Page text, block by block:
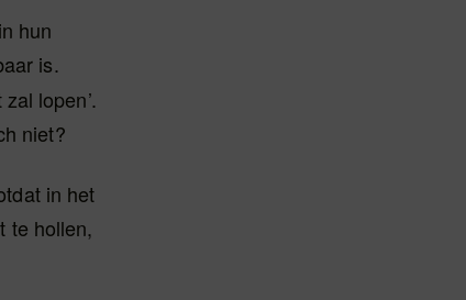
hun
is.
lopen’.
niet?
in het
te hollen,